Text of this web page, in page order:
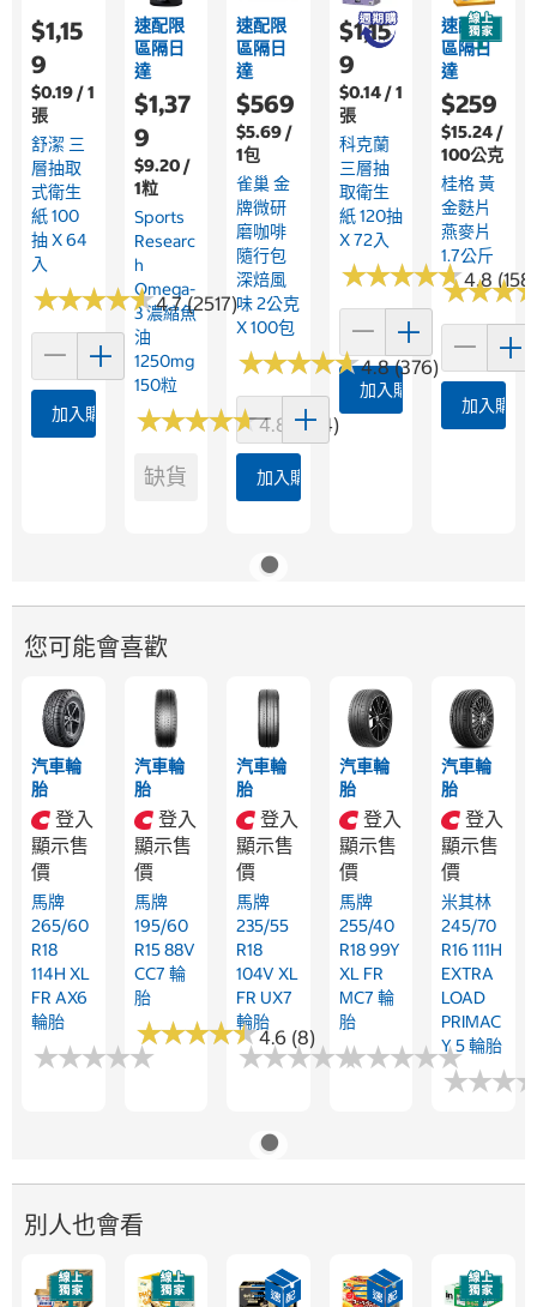
$1,15
9
$0.19 / 1
張
舒潔 三
層抽取
式衛生
紙 100
抽 X 64
入
★★★★★
★★★★★4.7 (2517)
加入購物車
速配限
區隔日
達
$1,37
9
$9.20 /
1粒
Sports
Researc
H
Omega-
3 濃縮魚
油
1250mg
150粒
★★★★★
★★★★★4.8 (364)
缺貨
速配限
區隔日
達
$569
$5.69 /
1包
雀巢 金
牌微研
磨咖啡
隨行包
深焙風
味 2公克
X 100包
★★★★★
★★★★★4.8 (376)
加入購物車
$1,15
9
$0.14 / 1
張
科克蘭
三層抽
取衛生
紙 120抽
X 72入
★★★★★
★★★★★4.8
加入購物車
速配限
區隔日
達
$259
$15.24 /
100公克
桂格 黃
金麩片
燕麥片
1.7公斤
★★★
★★★
加入購物
您可能會喜歡
汽車輪
胎
登入
顯示售
價
馬牌
265/60
R18
114H XL
FR AX6
輪胎
★★★★★
★★★★★
汽車輪
胎
登入
顯示售
價
馬牌
195/60
R15 88V
CC7 輪
胎
★★★★★
★★★★★4.6 (8)
汽車輪
胎
登入
顯示售
價
馬牌
235/55
R18
104V XL
FR UX7
輪胎
★★★★★
★★★★★
汽車輪
胎
登入
顯示售
價
馬牌
255/40
R18 99Y
XL FR
MC7 輪
胎
★★★★★
★★★★★
汽車輪
胎
登入
顯示售
價
米其林
245/70
R16 111H
EXTRA
LOAD
PRIMAC
Y 5 輪胎
★★★
★★★
別人也會看